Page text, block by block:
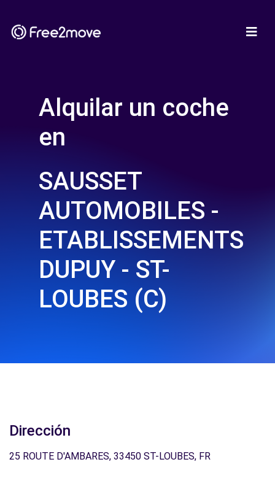
Alquilar un coche
en
SAUSSET
AUTOMOBILES -
ETABLISSEMENTS
DUPUY - ST-
LOUBES (C)
Dirección
25 ROUTE D'AMBARES, 33450 ST-LOUBES, FR